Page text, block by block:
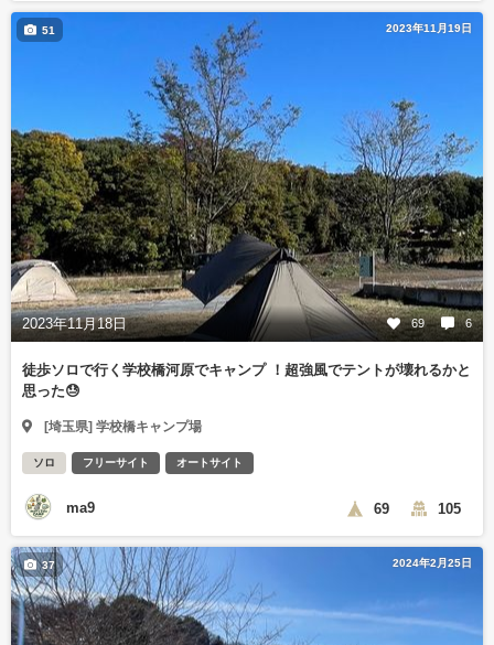
2023年11月19日
2023年11月18日 69 6
51
徒歩ソロで行く学校橋河原でキャンプ ！超強風でテントが壊れるかと
思った😓
[埼玉県] 学校橋キャンプ場
ソロ フリーサイト オートサイト
ma9 69 105
2024年2月25日
37